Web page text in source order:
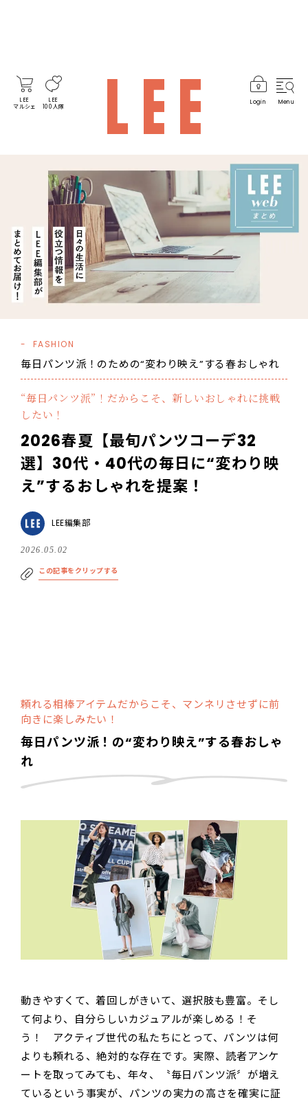
LEE
マルシェ
LEE
100人隊
Login Menu
FASHION
毎日パンツ派！のための“変わり映え”する春おしゃれ
“毎日パンツ派”！だからこそ、新しいおしゃれに挑戦
したい！
2026春夏【最旬パンツコーデ32
選】30代・40代の毎日に“変わり映
え”するおしゃれを提案！
LEE編集部
2026.05.02
この記事をクリップする
頼れる相棒アイテムだからこそ、マンネリさせずに前
向きに楽しみたい！
毎日パンツ派！の“変わり映え”する春おしゃ
れ
動きやすくて、着回しがきいて、選択肢も豊富。そし
て何より、自分らしいカジュアルが楽しめる！そ
う！ アクティブ世代の私たちにとって、パンツは何
よりも頼れる、絶対的な存在です。実際、読者アンケ
ートを取ってみても、年々、〝毎日パンツ派〞が増え
ているという事実が、パンツの実力の高さを確実に証